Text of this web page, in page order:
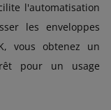
l'automatisation
les enveloppes
vous obtenez un
pour un usage